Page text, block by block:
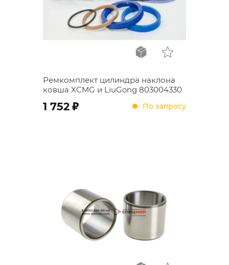
Ремкомплект цилиндра наклона
ковша XCMG и LiuGong 803004330
1 752 ; По запросу